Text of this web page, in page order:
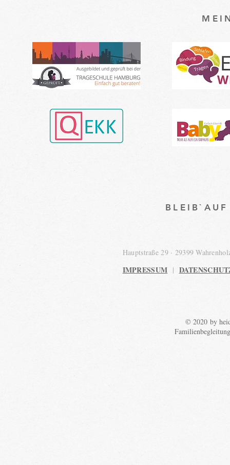
Hauptstraße 29 · 29399
IMPRESSUM |
© 2020 by